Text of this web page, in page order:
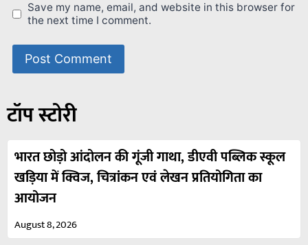
Save my name, email, and website in this browser for
the next time I comment.
टॉप स्टोरी
भारत छोड़ो आंदोलन की गूंजी गाथा, डीएवी पब्लिक स्कूल
खड़िया में क्विज, चित्रांकन एवं लेखन प्रतियोगिता का
आयोजन
August 8, 2026